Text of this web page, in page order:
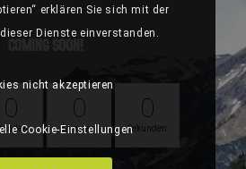
0 0
Minuten
0
Sekunden
erklären Sie sich mit der
Dienste einverstanden.
nicht akzeptieren
Cookie-Einstellungen